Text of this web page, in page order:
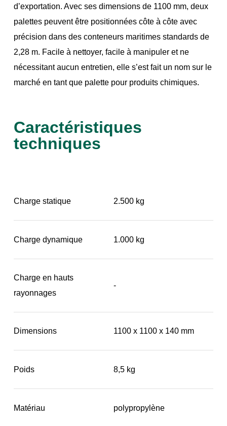
d’exportation. Avec ses dimensions de 1100 mm, deux
palettes peuvent être positionnées côte à côte avec
précision dans des conteneurs maritimes standards de
2,28 m. Facile à nettoyer, facile à manipuler et ne
nécessitant aucun entretien, elle s’est fait un nom sur le
marché en tant que palette pour produits chimiques.
Caractéristiques
techniques
Charge statique 2.500 kg
Charge dynamique 1.000 kg
Charge en hauts
rayonnages
-
Dimensions 1100 x 1100 x 140 mm
Poids 8,5 kg
Matériau polypropylène